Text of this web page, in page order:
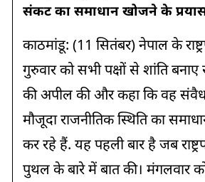
संकट का समाधान खोजने के
काठमांडू: (11 सितंबर) नेपाल के
गुरुवार को सभी पक्षों से शांति
की अपील की और कहा कि वह
मौजूदा राजनीतिक स्थिति का
कर रहे हैं. यह पहली बार है जब
पुथल के बारे में बात की। मंगलवार